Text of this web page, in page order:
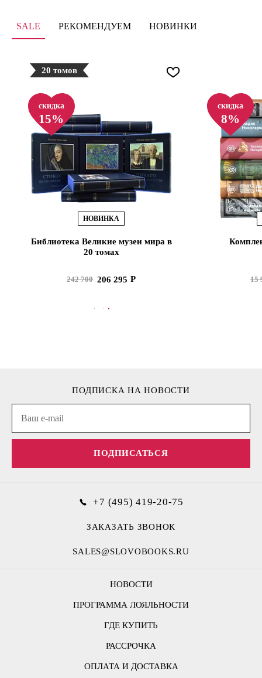
SALE РЕКОМЕНДУЕМ НОВИНКИ
20 томов
скидка
15%
НОВИНКА
Библиотека Великие музеи мира в
20 томах
242 700 206 295
В КОРЗИНУ
скидка
8%
15
НОВОСТИ
ПРОГРАММА ЛОЯЛЬНОСТИ
ГДЕ КУПИТЬ
РАССРОЧКА
ОПЛАТА И ДОСТАВКА
ПОДПИСКА НА НОВОСТИ
ПОДПИСАТЬСЯ
+7 (495) 419-20-75
ЗАКАЗАТЬ ЗВОНОК
SALES@SLOVOBOOKS.RU